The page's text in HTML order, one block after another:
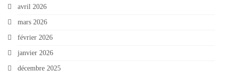
avril 2026
mars 2026
février 2026
janvier 2026
décembre 2025